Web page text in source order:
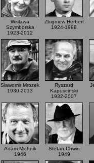
Wislawa
Szymborska
1923-2012
Zbigniew Herbert
1924-1998
Slawomir Mrozek
1930-2013
Ryszard
Kapuscinski
1932-2007
Adam Michnik
1946
Stefan Chwin
1949